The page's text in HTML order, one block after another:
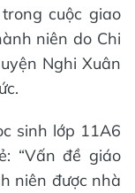
cuộc giao
niên do Chi
Nghi Xuân
sinh lớp 11A6
“Vấn đề giáo
niên được nhà